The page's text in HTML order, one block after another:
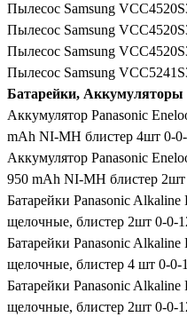
Пылесос Samsung
Пылесос Samsung
Пылесос Samsung
Пылесос Samsung
Батарейки, Аккумуляторы
Аккумулятор Panasonic
mAh NI-MH блистер 4шт 0-
Аккумулятор Panasonic
950 mAh NI-MH блистер 2шт
Батарейки Panasonic
щелочные, блистер 2шт 0-0-
Батарейки Panasonic
щелочные, блистер 4 шт 0-0-
Батарейки Panasonic
щелочные, блистер 2шт 0-0-